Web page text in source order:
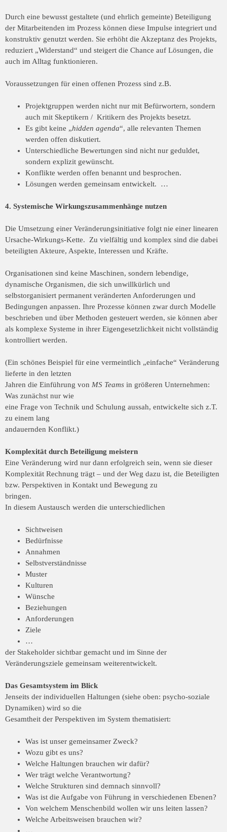
Durch eine bewusst gestaltete (und ehrlich gemeinte) Beteiligung
der Mitarbeitenden im Prozess können diese Impulse integriert und
konstruktiv genutzt werden. Sie erhöht die Akzeptanz des Projekts,
reduziert „Widerstand“ und steigert die Chance auf Lösungen, die
auch im Alltag funktionieren.
Voraussetzungen für einen offenen Prozess sind z.B.
Projektgruppen werden nicht nur mit Befürwortern, sondern
auch mit Skeptikern / Kritikern des Projekts besetzt.
Es gibt keine „hidden agenda“, alle relevanten Themen
werden offen diskutiert.
Unterschiedliche Bewertungen sind nicht nur geduldet,
sondern explizit gewünscht.
Konflikte werden offen benannt und besprochen.
Lösungen werden gemeinsam entwickelt. …
4. Systemische Wirkungszusammenhänge nutzen
Die Umsetzung einer Veränderungsinitiative folgt nie einer linearen
Ursache-Wirkungs-Kette. Zu vielfältig und komplex sind die dabei
beteiligten Akteure, Aspekte, Interessen und Kräfte.
Organisationen sind keine Maschinen, sondern lebendige,
dynamische Organismen, die sich unwillkürlich und
selbstorganisiert permanent veränderten Anforderungen und
Bedingungen anpassen. Ihre Prozesse können zwar durch Modelle
beschrieben und über Methoden gesteuert werden, sie können aber
als komplexe Systeme in ihrer Eigengesetzlichkeit nicht vollständig
kontrolliert werden.
(Ein schönes Beispiel für eine vermeintlich „einfache“ Veränderung
lieferte in den letzten
Jahren die Einführung von MS Teams in größeren Unternehmen:
Was zunächst nur wie
eine Frage von Technik und Schulung aussah, entwickelte sich z.T.
zu einem lang
andauernden Konflikt.)
Komplexität durch Beteiligung meistern
Eine Veränderung wird nur dann erfolgreich sein, wenn sie dieser
Komplexität Rechnung trägt – und der Weg dazu ist, die Beteiligten
bzw. Perspektiven in Kontakt und Bewegung zu
bringen.
In diesem Austausch werden die unterschiedlichen
Sichtweisen
Bedürfnisse
Annahmen
Selbstverständnisse
Muster
Kulturen
Wünsche
Beziehungen
Anforderungen
Ziele
…
der Stakeholder sichtbar gemacht und im Sinne der
Veränderungsziele gemeinsam weiterentwickelt.
Das Gesamtsystem im Blick
Jenseits der individuellen Haltungen (siehe oben: psycho-soziale
Dynamiken) wird so die
Gesamtheit der Perspektiven im System thematisiert:
Was ist unser gemeinsamer Zweck?
Wozu gibt es uns?
Welche Haltungen brauchen wir dafür?
Wer trägt welche Verantwortung?
Welche Strukturen sind demnach sinnvoll?
Was ist die Aufgabe von Führung in verschiedenen Ebenen?
Von welchem Menschenbild wollen wir uns leiten lassen?
Welche Arbeitsweisen brauchen wir?